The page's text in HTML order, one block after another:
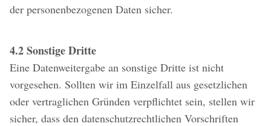
der personenbezogenen Daten sicher.
4.2 Sonstige Dritte
Eine Datenweitergabe an sonstige Dritte ist nicht
vorgesehen. Sollten wir im Einzelfall aus gesetzlichen
oder vertraglichen Gründen verpflichtet sein, stellen wir
sicher, dass den datenschutzrechtlichen Vorschriften